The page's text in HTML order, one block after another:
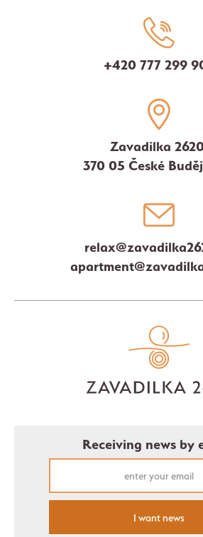
+420 777 299
Zavadilka
370 05 České
Receiving news by
I want news